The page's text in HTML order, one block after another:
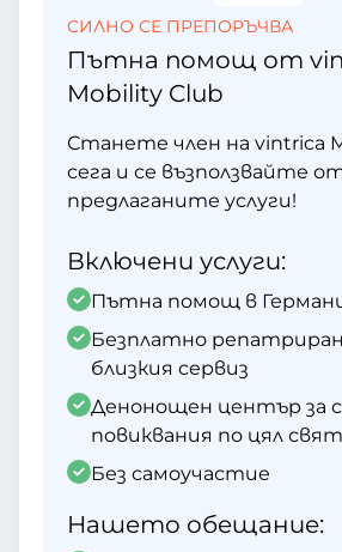
СИЛНО СЕ ПРЕПОРЪЧВА
Пътна помощ от
Mobility Club
Станете член на vintrica
сега и се възползвайте
предлаганите услуги!
Включени услуги:
Пътна помощ в
Безплатно
близкия сервиз
Денонощен център за
повиквания по цял свят
Без самоучастие
Нашето обещание: